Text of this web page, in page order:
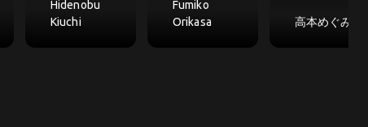
Hidenobu
Kiuchi
Fumiko
Orikasa
高本めぐみ